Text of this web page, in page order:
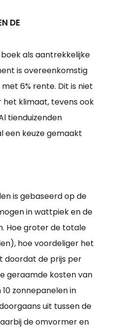
DE
als aantrekkelijke
is overeenkomstig
6% rente. Dit is niet
het klimaat, tevens ook
tienduizenden
een keuze gemaakt
is gebaseerd op de
in wattpiek en de
Hoe groter de totale
hoe voordeliger het
doordat de prijs per
geraamde kosten van
zonnepanelen in
uit tussen de
de omvormer en